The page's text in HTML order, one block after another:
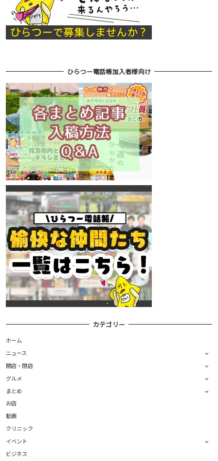
ひらつー電話帳加入者様向け
カテゴリー
ホーム
ニュース
開店・閉店
グルメ
まとめ
お店
動画
クリニック
イベント
ビジネス